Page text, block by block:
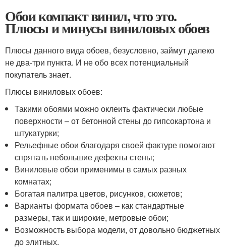
Обои компакт винил, что это.
Плюсы и минусы виниловых обоев
Плюсы данного вида обоев, безусловно, займут далеко
не два-три пункта. И не обо всех потенциальный
покупатель знает.
Плюсы виниловых обоев:
Такими обоями можно оклеить фактически любые
поверхности – от бетонной стены до гипсокартона и
штукатурки;
Рельефные обои благодаря своей фактуре помогают
спрятать небольшие дефекты стены;
Виниловые обои применимы в самых разных
комнатах;
Богатая палитра цветов, рисунков, сюжетов;
Варианты формата обоев – как стандартные
размеры, так и широкие, метровые обои;
Возможность выбора модели, от довольно бюджетных
до элитных.